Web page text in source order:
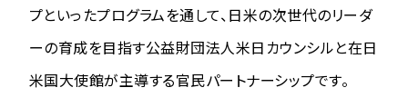
プといったプログラムを通して、日米の次世代のリーダ
ーの育成を目指す公益財団法人米日カウンシルと在日
米国大使館が主導する官民パートナーシップです。